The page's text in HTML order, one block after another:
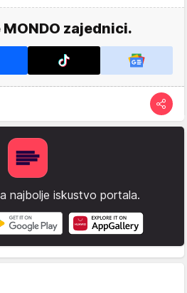
zajednici.
najbolje iskustvo portala.